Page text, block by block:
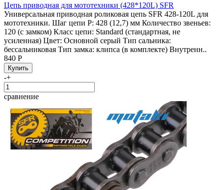
Цепь приводная для мототехники (428*120L) SFR
Универсальная приводная роликовая цепь SFR 428-120L для
мототехники. Шаг цепи P: 428 (12,7) мм Количество звеньев:
120 (с замком) Класс цепи: Standard (стандартная, не
усиленная) Цвет: Основной серый Тип сальника:
бессальниковая Тип замка: клипса (в комплекте) Внутренн..
840 Р
-+
сравнение